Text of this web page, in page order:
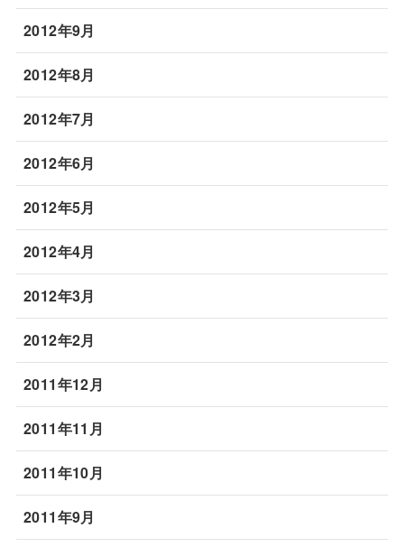
2012年9月
2012年8月
2012年7月
2012年6月
2012年5月
2012年4月
2012年3月
2012年2月
2011年12月
2011年11月
2011年10月
2011年9月